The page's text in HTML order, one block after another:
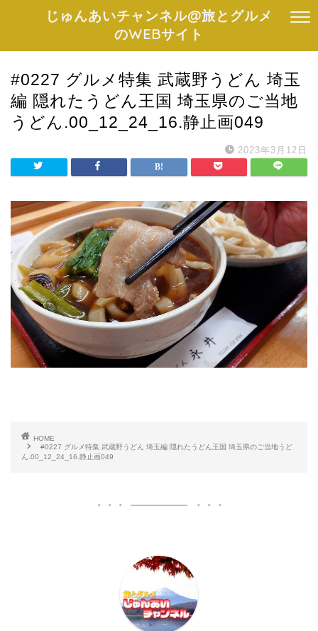
じゅんあいチャンネル@旅とグルメ
のWEBサイト
#0227 グルメ特集 武蔵野うどん 埼玉
編 隠れたうどん王国 埼玉県のご当地
うどん.00_12_24_16.静止画049
2023年3月12日
HOME
#0227 グルメ特集 武蔵野うどん 埼玉編 隠れたうどん王国 埼玉県のご当地うど
ん.00_12_24_16.静止画049